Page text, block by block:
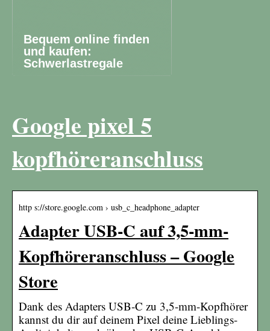
Bequem online finden
und kaufen:
Schwerlastregale
Google pixel 5
kopfhöreranschluss
http s://store.google.com › usb_c_headphone_adapter
Adapter USB-C auf 3,5-mm-
Kopfhöreranschluss – Google
Store
Dank des Adapters USB-C zu 3,5-mm-Kopfhörer
kannst du dir auf deinem Pixel deine Lieblings-